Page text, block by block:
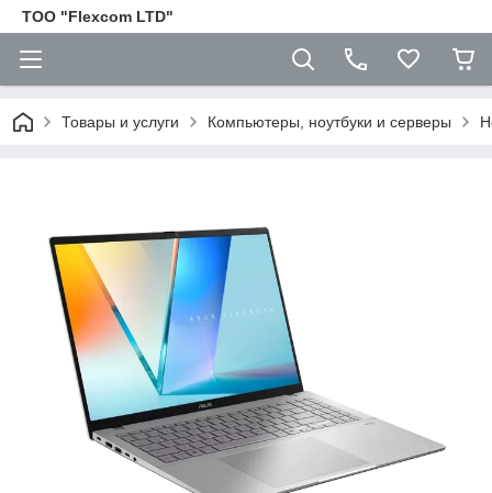
ТОО "Flexcom LTD"
Товары и услуги Компьютеры, ноутбуки и серверы